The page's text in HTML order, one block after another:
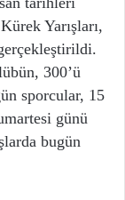
Yarışları,
300’ü
sporcular, 15
günü
bugün